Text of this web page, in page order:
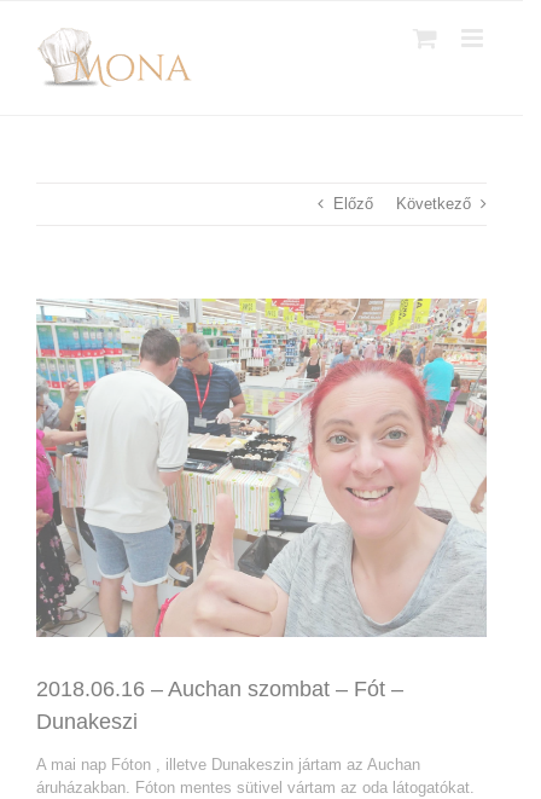
Előző Következő
View
Larger
Image
2018.06.16 – Auchan szombat – Fót –
Dunakeszi
A mai nap Fóton , illetve Dunakeszin jártam az Auchan
áruházakban. Fóton mentes sütivel vártam az oda látogatókat.